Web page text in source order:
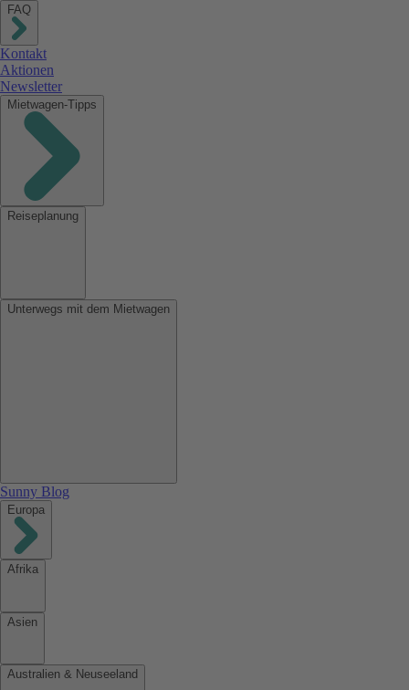
FAQ
Kontakt
Aktionen
Newsletter
Mietwagen-Tipps
Reiseplanung
Unterwegs mit dem Mietwagen
Sunny Blog
Europa
Afrika
Asien
Australien & Neuseeland